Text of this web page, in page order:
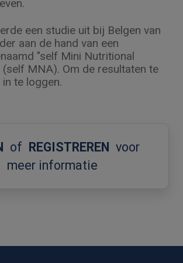
een studie uit bij Belgen van
aan de hand van een
"self Mini Nutritional
MNA). Om de resultaten te
te loggen.
of REGISTREREN voor
meer informatie